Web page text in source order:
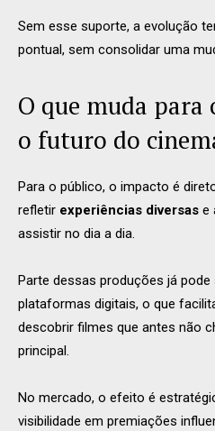
Sem esse suporte, a evolução
pontual, sem consolidar uma
O que muda para
o futuro do
Para o público, o impacto é
refletir experiências diversas e
assistir no dia a dia.
Parte dessas produções já
plataformas digitais, o que
descobrir filmes que antes não
principal.
No mercado, o efeito é
visibilidade em premiações